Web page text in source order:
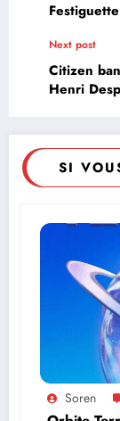
Next post
Citizen
Henri
SI
Soren